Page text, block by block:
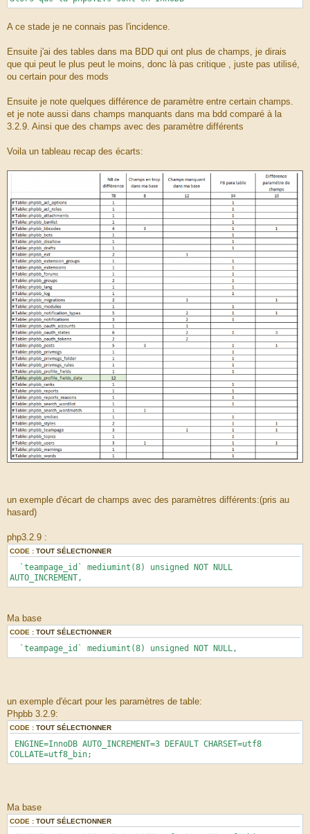
A ce stade je ne connais pas l'incidence.
Ensuite j'ai des tables dans ma BDD qui ont plus de champs, je dirais
que qui peut le plus peut le moins, donc là pas critique , juste pas utilisé,
ou certain pour des mods
Ensuite je note quelques différence de paramètre entre certain champs.
et je note aussi dans champs manquants dans ma bdd comparé à la
3.2.9. Ainsi que des champs avec des paramètre différents
Voila un tableau recap des écarts:
un exemple d'écart de champs avec des paramètres différents:(pris au
hasard)
php3.2.9 :
CODE : TOUT SÉLECTIONNER
`teampage_id` mediumint(8) unsigned NOT NULL
AUTO_INCREMENT,
Ma base
CODE : TOUT SÉLECTIONNER
`teampage_id` mediumint(8) unsigned NOT NULL,
un exemple d'écart pour les paramètres de table:
Phpbb 3.2.9:
CODE : TOUT SÉLECTIONNER
ENGINE=InnoDB AUTO_INCREMENT=3 DEFAULT CHARSET=utf8
COLLATE=utf8_bin;
Ma base
CODE : TOUT SÉLECTIONNER